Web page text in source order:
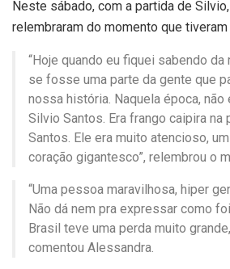
Neste sábado, com a partida de
relembraram do momento que
“Hoje quando eu fiquei sabendo
se fosse uma parte da gente que
nossa história. Naquela época,
Silvio Santos. Era frango caipira na
Santos. Ele era muito atencioso,
coração gigantesco”, relembrou o
“Uma pessoa maravilhosa, hiper
Não dá nem pra expressar como
Brasil teve uma perda muito
comentou Alessandra.